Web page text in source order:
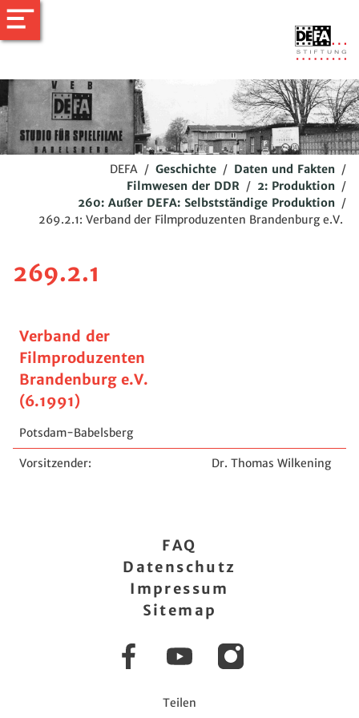
DEFA / Geschichte / Daten und Fakten /
Filmwesen der DDR / 2: Produktion /
260: Außer DEFA: Selbstständige Produktion /
269.2.1: Verband der Filmproduzenten Brandenburg e.V.
269.2.1
Verband der
Filmproduzenten
Brandenburg e.V.
(6.1991)
Potsdam-Babelsberg
Vorsitzender: Dr. Thomas Wilkening
Teilen
FacebookYouTubeInstagram
FAQ
Datenschutz
Impressum
Sitemap